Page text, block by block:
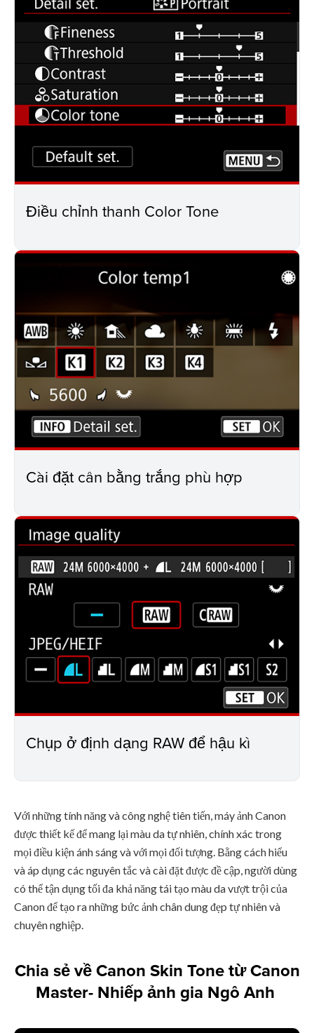
Điều chỉnh thanh Color Tone
Cài đặt cân bằng trắng phù hợp
Chụp ở định dạng RAW để hậu kì
Với những tính năng và công nghệ tiên tiến, máy ảnh Canon
được thiết kế để mang lại màu da tự nhiên, chính xác trong
mọi điều kiện ánh sáng và với mọi đối tượng. Bằng cách hiểu
và áp dụng các nguyên tắc và cài đặt được đề cập, người dùng
có thể tận dụng tối đa khả năng tái tạo màu da vượt trội của
Canon để tạo ra những bức ảnh chân dung đẹp tự nhiên và
chuyên nghiệp.
Chia sẻ về Canon Skin Tone từ Canon
Master- Nhiếp ảnh gia Ngô Anh